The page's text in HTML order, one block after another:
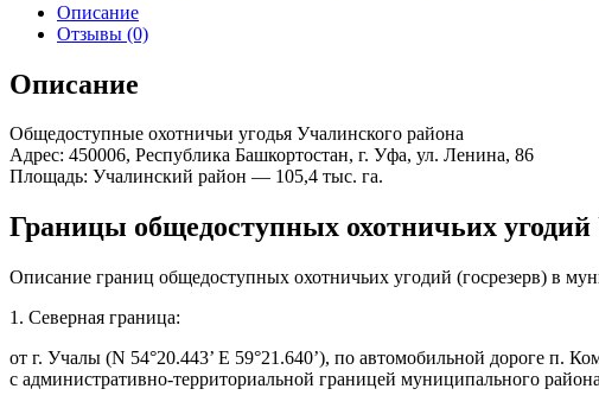
Описание
Отзывы (0)
Описание
Общедоступные охотничьи угодья Учалинского района
Адрес: 450006, Республика Башкортостан, г. Уфа, ул. Ленина, 86
Площадь: Учалинский район — 105,4 тыс. га.
Границы общедоступных охотничьих
Описание границ общедоступных охотничьих угодий (госрезерв) в
1. Северная граница:
от г. Учалы (N 54°20.443’ Е 59°21.640’), по автомобильной дороге п.
с административно-территориальной границей муниципального